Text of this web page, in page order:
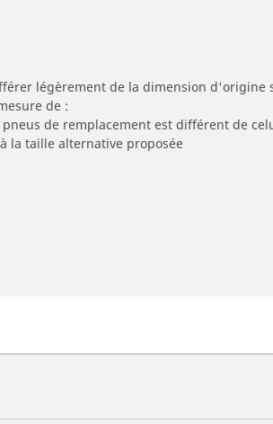
légèrement de la dimension
de :
de remplacement est différent de
la taille alternative proposée